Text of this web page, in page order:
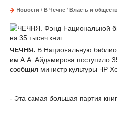
Новости / В Чечне / Власть и
ЧЕЧНЯ. В Национальную
им.А.А. Айдамирова поступило
сообщил министр культуры ЧР
- Эта самая большая партия